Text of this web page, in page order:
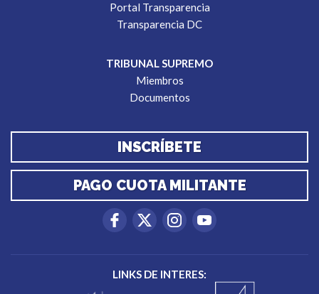
Portal Transparencia
Transparencia DC
TRIBUNAL SUPREMO
Miembros
Documentos
INSCRÍBETE
PAGO CUOTA MILITANTE
LINKS DE INTERES: